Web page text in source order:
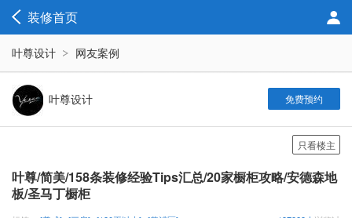
装修首页
叶尊设计 网友案例
叶尊设计 免费预约
只看楼主
叶尊/简美/158条装修经验Tips汇总/20家橱柜攻略/安德森地
板/圣马丁橱柜